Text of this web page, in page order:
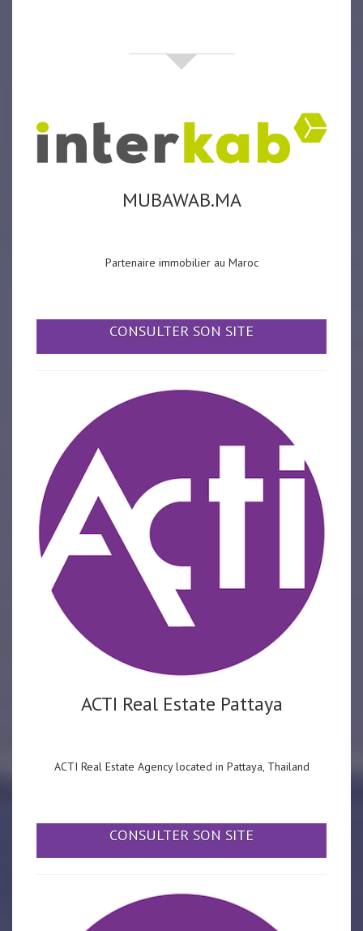
MUBAWAB.MA
Partenaire immobilier au Maroc
CONSULTER SON SITE
ACTI Real Estate Pattaya
ACTI Real Estate Agency located in Pattaya, Thailand
CONSULTER SON SITE